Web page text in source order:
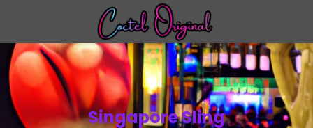
Singapore Sling